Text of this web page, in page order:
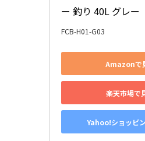
ー 釣り 40L グレー
FCB-H01-G03
Amazonで
楽天市場で
Yahoo!ショッピ